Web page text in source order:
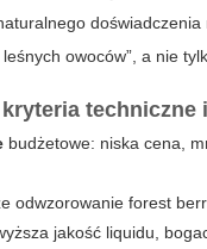
owoców”, a nie
techniczne
budżetowe: niska cena,
odwzorowanieforest
jakość liquidu,